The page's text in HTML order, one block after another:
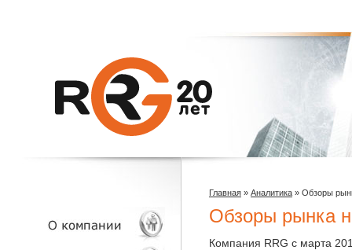
Главная » Аналитика » Обзоры
Обзоры рынка
Компания RRG с марта